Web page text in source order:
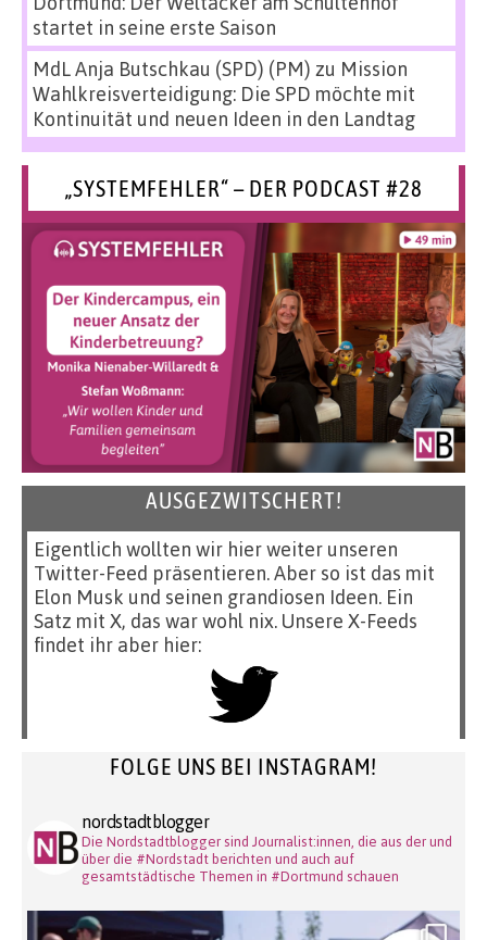
startet in seine erste Saison
MdL Anja Butschkau (SPD) (PM) zu Mission
Wahlkreisverteidigung: Die SPD möchte mit
Kontinuität und neuen Ideen in den Landtag
„SYSTEMFEHLER“ – DER PODCAST #28
AUSGEZWITSCHERT!
Eigentlich wollten wir hier weiter unseren
Twitter-Feed präsentieren. Aber so ist das mit
Elon Musk und seinen grandiosen Ideen. Ein
Satz mit X, das war wohl nix. Unsere X-Feeds
findet ihr aber hier:
FOLGE UNS BEI INSTAGRAM!
nordstadtblogger
Die Nordstadtblogger sind Journalist:innen, die aus der und
über die #Nordstadt berichten und auch auf
gesamtstädtische Themen in #Dortmund schauen